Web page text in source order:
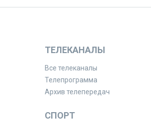
ТЕЛЕКАНАЛЫ
Все телеканалы
Телепрограмма
Архив телепередач
СПОРТ